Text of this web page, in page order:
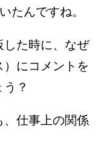
たんですね。
た時に、なぜ
にコメントを
？
仕事上の関係